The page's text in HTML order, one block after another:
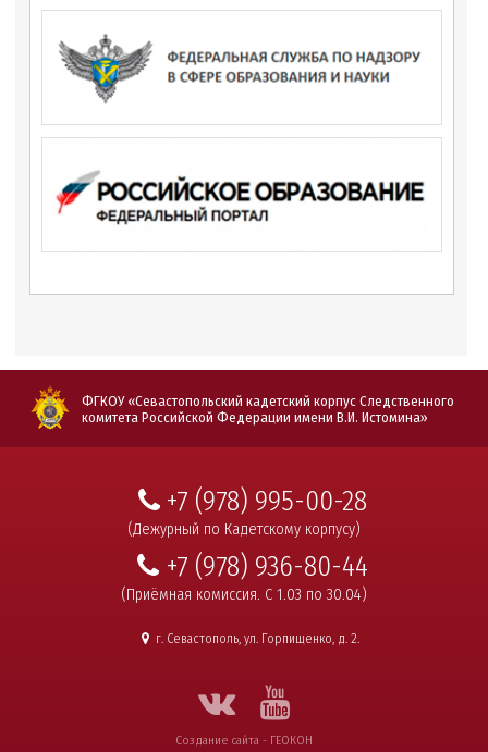
ФГКОУ «Севастопольский кадетский корпус Следственного
комитета Российской Федерации имени В.И. Истомина»
+7 (978) 995-00-28
(Дежурный по Кадетскому корпусу)
+7 (978) 936-80-44
(Приёмная комиссия. С 1.03 по 30.04)
г. Севастополь, ул. Горпищенко, д. 2.
Создание сайта - ГЕОКОН